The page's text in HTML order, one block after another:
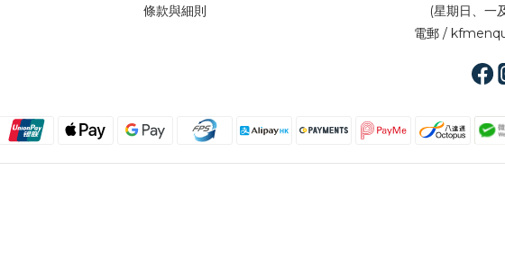
條款與細則
(星期日、一
電郵 /